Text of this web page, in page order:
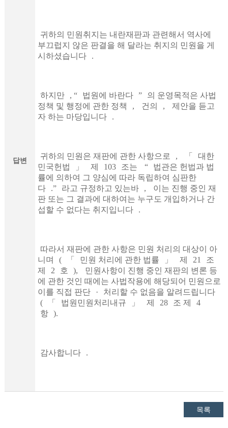
답변
귀하의 민원취지는 내란재판과 관련해서 역사에
부끄럽지 않은 판결을 해 달라는 취지의 민원을 게
시하셨습니다
.
하지만 , “ 법원에 바란다 ”
의 운영목적은 사법
정책 및 행정에 관한 정책
, 건의 ,
제안을 듣고
자 하는 마당입니다
.
귀하의 민원은 재판에 관한 사항으로 , 「
대한
민국헌법
」 제 103 조는 “
법관은 헌법과 법
률에 의하여 그 양심에 따라 독립하여 심판한
다
.” 라고 규정하고 있는바 ,
이는 진행 중인 재
판 또는 그 결과에 대하여는 누구도 개입하거나 간
섭할 수 없다는 취지입니다
.
따라서 재판에 관한 사항은 민원 처리의 대상이 아
니며
( 「 민원 처리에 관한 법률 」 제 21
조
제
2 호 ),
민원사항이 진행 중인 재판의 변론 등
에 관한 것인 때에는 사법작용에 해당되어 민원으로
이를 직접 판단
·
처리할 수 없음을 알려드립니다
(
「 법원민원처리내규 」 제 28 조 제
4
항 ).
감사합니다 .
목록